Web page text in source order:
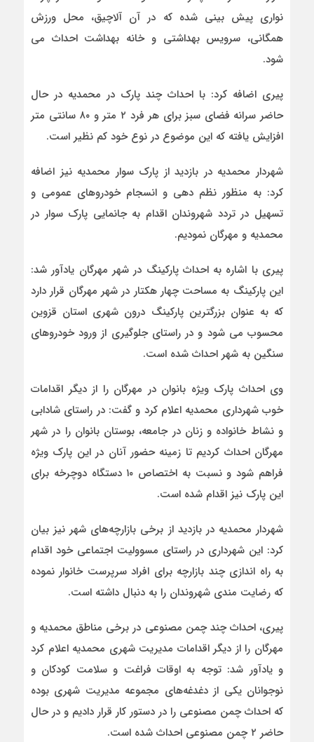
نواری پیش بینی شده که در آن آلاچیق، محل ورزش
همگانی، سرویس بهداشتی و خانه بهداشت احداث می
شود.
پیری اضافه کرد: با احداث چند پارک در محمدیه در حال
حاضر سرانه فضای سبز برای هر فرد ۲ متر و ۸۰ سانتی متر
افزایش یافته که این موضوع در نوع خود کم نظیر است.
شهردار محمدیه در بازدید از پارک سوار محمدیه نیز اضافه
کرد: به منظور نظم دهی و انسجام خودروهای عمومی و
تسهیل در تردد شهروندان اقدام به جانمایی پارک سوار در
محمدیه و مهرگان نمودیم.
پیری با اشاره به احداث پارکینگ در شهر مهرگان یادآور شد:
این پارکینگ به مساحت چهار هکتار در شهر مهرگان قرار دارد
که به عنوان بزرگترین پارکینگ درون شهری استان قزوین
محسوب می شود و در راستای جلوگیری از ورود خودروهای
سنگین به شهر احداث شده است.
وی احداث پارک ویژه بانوان در مهرگان را از دیگر اقدامات
خوب شهرداری محمدیه اعلام کرد و گفت: در راستای شادابی
و نشاط خانواده و زنان در جامعه، بوستان بانوان را در شهر
مهرگان احداث کردیم تا زمینه حضور آنان در این پارک ویژه
فراهم شود و نسبت به اختصاص ۱۰ دستگاه دوچرخه برای
این پارک نیز اقدام شده است.
شهردار محمدیه در بازدید از برخی بازارچه‌های شهر نیز بیان
کرد: این شهرداری در راستای مسوولیت اجتماعی خود اقدام
به راه اندازی چند بازارچه برای افراد سرپرست خانوار نموده
که رضایت مندی شهروندان را به دنبال داشته است.
پیری، احداث چند چمن مصنوعی در برخی مناطق محمدیه و
مهرگان را از دیگر اقدامات مدیریت شهری محمدیه اعلام کرد
و یادآور شد: توجه به اوقات فراغت و سلامت کودکان و
نوجوانان یکی از دغدغه‌های مجموعه مدیریت شهری بوده
که احداث چمن مصنوعی را در دستور کار قرار دادیم و در حال
حاضر ۲ چمن مصنوعی احداث شده است.